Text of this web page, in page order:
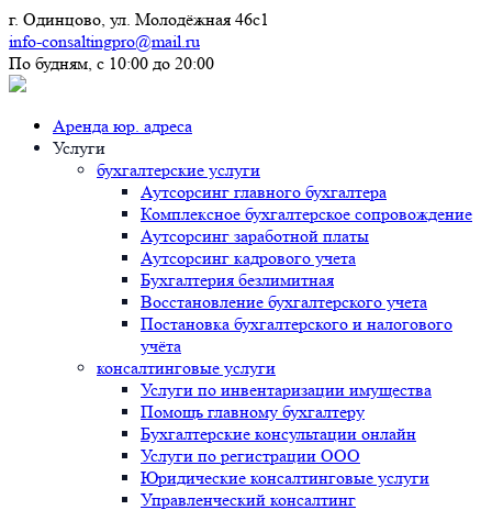
г. Одинцово, ул. Молодёжная 46с1
info-consaltingpro@mail.ru
По будням, с 10:00 до 20:00
Аренда юр. адреса
Услуги
бухгалтерские услуги
Аутсорсинг главного бухгалтера
Комплексное бухгалтерское сопровождение
Аутсорсинг заработной платы
Аутсорсинг кадрового учета
Бухгалтерия безлимитная
Восстановление бухгалтерского учета
Постановка бухгалтерского и налогового
учёта
консалтинговые услуги
Услуги по инвентаризации имущества
Помощь главному бухгалтеру
Бухгалтерские консультации онлайн
Услуги по регистрации ООО
Юридические консалтинговые услуги
Управленческий консалтинг